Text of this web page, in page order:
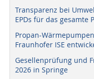
Transparenz bei
EPDs für das gesamte
Propan-
Fraunhofer ISE
Gesellenprüfung und
2026 in Springe